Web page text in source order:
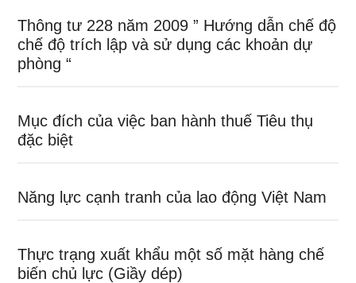
Thông tư 228 năm 2009 ” Hướng dẫn chế độ
chế độ trích lập và sử dụng các khoản dự
phòng “
Mục đích của việc ban hành thuế Tiêu thụ
đặc biệt
Năng lực cạnh tranh của lao động Việt Nam
Thực trạng xuất khẩu một số mặt hàng chế
biến chủ lực (Giầy dép)